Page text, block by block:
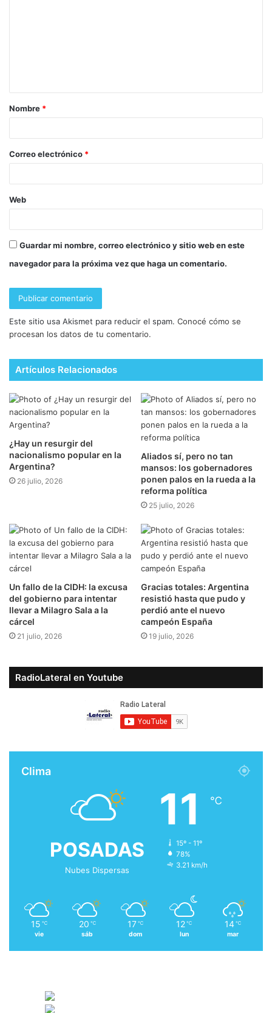
Nombre *
Correo electrónico *
Web
Guardar mi nombre, correo electrónico y sitio web en este
navegador para la próxima vez que haga un comentario.
Este sitio usa Akismet para reducir el spam. Conocé cómo se
procesan los datos de tu comentario.
Artículos Relacionados
¿Hay un resurgir del
nacionalismo popular en la
Argentina?
26 julio, 2026
Aliados sí, pero no tan
mansos: los gobernadores
ponen palos en la rueda a la
reforma política
25 julio, 2026
Un fallo de la CIDH: la excusa
del gobierno para intentar
llevar a Milagro Sala a la
cárcel
21 julio, 2026
Gracias totales: Argentina
resistió hasta que pudo y
perdió ante el nuevo
campeón España
19 julio, 2026
RadioLateral en Youtube
Clima
POSADAS
Nubes Dispersas
11 ℃
15º - 11º
78%
3.21 km/h
15 ℃
vie
20 ℃
sáb
17 ℃
dom
12 ℃
lun
14 ℃
mar